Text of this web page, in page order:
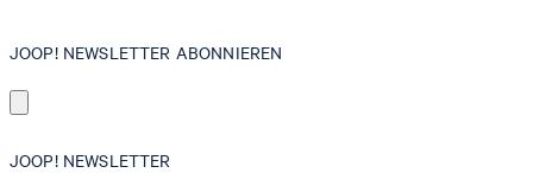
JOOP! NEWSLETTER ABONNIEREN
JOOP! NEWSLETTER